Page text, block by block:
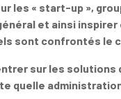
les « start-up »,
et ainsi
sont confrontés le
sur les solutions
quelle